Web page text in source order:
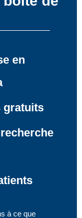
en
gratuits
à ce que